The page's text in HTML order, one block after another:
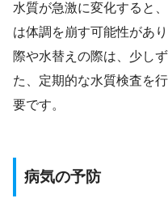
水質が急激に変化すると
は体調を崩す可能性があ
際や水替えの際は、少し
た、定期的な水質検査を
要です。
病気の予防